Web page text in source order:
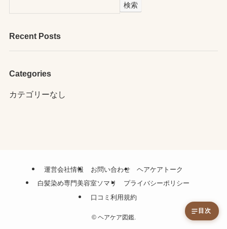
検索
Recent Posts
Categories
カテゴリーなし
運営会社情報 お問い合わせ
ヘアケアトーク
白髪染め専門美容室ソマリ
プライバシーポリシー
口コミ利用規約
©ヘアケア図鑑.
目次